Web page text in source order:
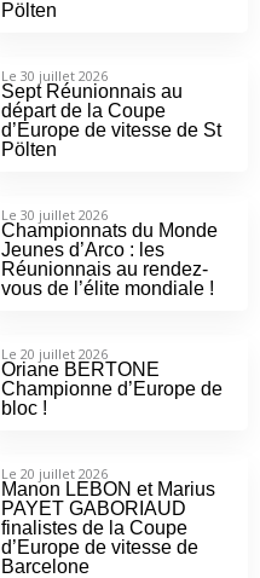
Pölten
Le 30 juillet 2026
Sept Réunionnais au
départ de la Coupe
d’Europe de vitesse de St
Pölten
Le 30 juillet 2026
Championnats du Monde
Jeunes d’Arco : les
Réunionnais au rendez-
vous de l’élite mondiale !
Le 20 juillet 2026
Oriane BERTONE
Championne d’Europe de
bloc !
Le 20 juillet 2026
Manon LEBON et Marius
PAYET GABORIAUD
finalistes de la Coupe
d’Europe de vitesse de
Barcelone